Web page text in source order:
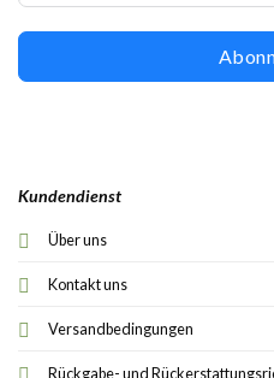
Kundendienst
Über uns
Kontakt uns
Versandbedingungen
Rückgabe- und